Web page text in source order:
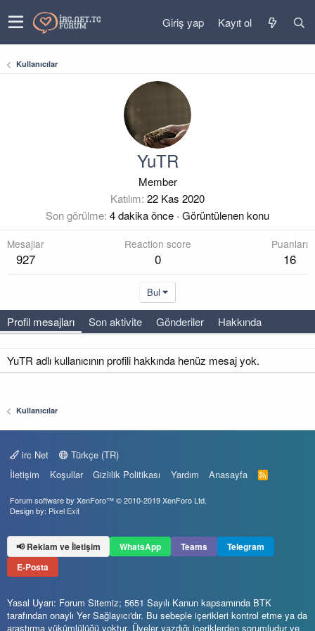
Giriş yap Kayıt ol
Kullanıcılar
YuTR
Member
Katılım 22 Kas 2020
Son görülme 4 dakika önce · Görüntülenen konu
Mesajlar
927
Reaction score
0
Puanları
16
Bul
Profil mesajları Son aktivite Gönderiler Hakkında
YuTR adlı kullanıcının profili hakkında henüz mesaj yok.
Kullanıcılar
irc Net
Türkçe (TR)
İletişim
Koşullar Gizlilik Politikası Yardım Anasayfa
R
S
Forum software by XenForo™© 2010-2019 XenForo Ltd.
Design by: Pixel Exit
📢 Reklam ve İletişim WhatsApp Teams
Telegram
E-Posta
Yasal Uyarı: Forum Sitemiz; 5651 Sayılı Kanun kapsamında BTK
tarafından onaylı Yer Sağlayıcı'dır. Bu sebeple içerikleri kontrol etme ya da
araştırma yükümlülüğü yoktur. Üyeler yazdığı içeriklerden sorumludur ve